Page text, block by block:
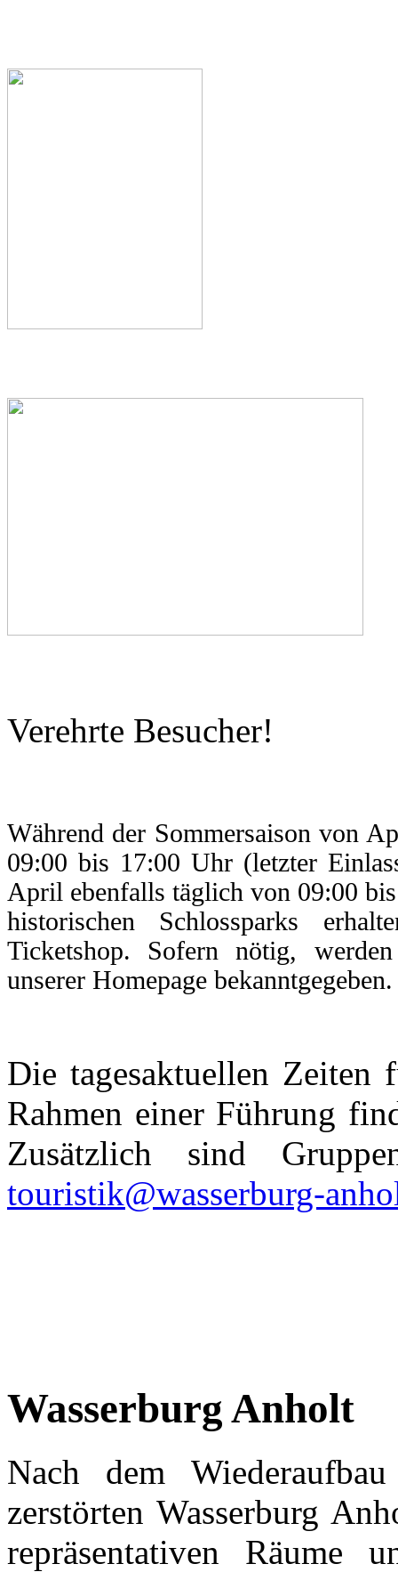
Verehrte Besucher!
Während der Sommersaison von
09:00 bis 17:00 Uhr (letzter
April ebenfalls täglich von 09:00
historischen Schlossparks
Ticketshop. Sofern nötig,
unserer Homepage bekanntgegeben.
Die tagesaktuellen Zeiten
Rahmen einer Führung
Zusätzlich sind
touristik@wasserburg-
Wasserburg Anholt
Nach dem
zerstörten Wasserburg
repräsentativen Räume